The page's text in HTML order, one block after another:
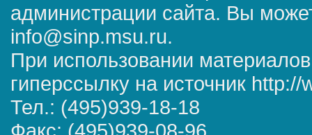
администрации сайта. Вы
info@sinp.msu.ru.
При использовании
гиперссылку на источник
Тел.: (495)939-18-18